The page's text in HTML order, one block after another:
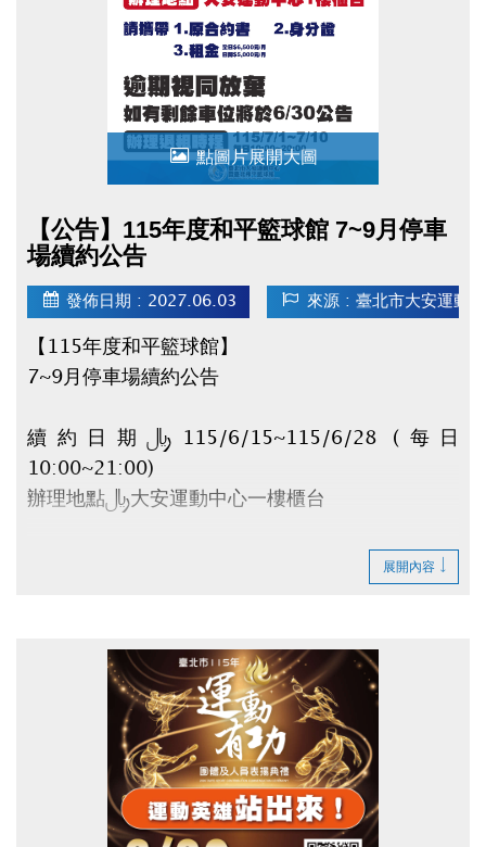
點圖片展開大圖
【公告】115年度和平籃球館 7~9月停車
場續約公告
發佈日期 : 2027.06.03 來源 : 臺北市大安運動
【115年度和平籃球館】
7~9月停車場續約公告
續約日期：115/6/15~115/6/28 (每日
10:00~21:00)
辦理地點：大安運動中心一樓櫃台
3.租金(全日$6,500元/月、日間$5,000元/月)
逾時視同放棄。
如有剩餘車位將於6/30公告。
辦理退租時程：115/7/1~7/10 (每日
10:00~20:00)
展開內容